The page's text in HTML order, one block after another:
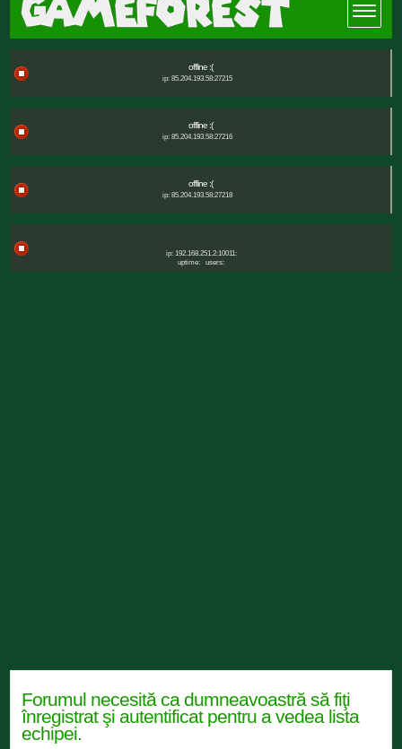
offline :(
ip: 85.204.193.58:27215
offline :(
ip: 85.204.193.58:27216
offline :(
ip: 85.204.193.58:27218
ip: 192.168.251.2:10011:
uptime:
users:
Forumul necesită ca dumneavoastră să fiţi
înregistrat şi autentificat pentru a vedea lista
echipei.